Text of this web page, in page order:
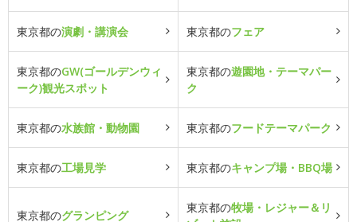
東京都の演劇・講演会 東京都のフェア
東京都のGW(ゴールデンウィ
ーク)観光スポット
東京都の遊園地・テーマパー
ク
東京都の水族館・動物園 東京都のフードテーマパーク
東京都の工場見学 東京都のキャンプ場・BBQ場
東京都のグランピング
東京都の牧場・レジャー＆リ